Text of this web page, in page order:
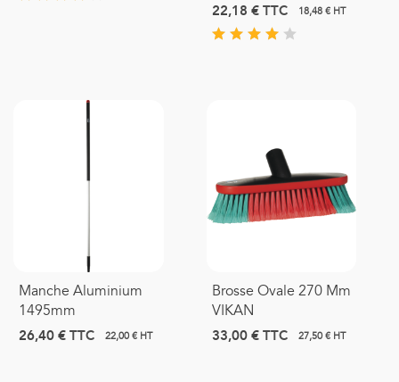
22,18 €TTC 18,48 € HT
Manche Aluminium
1495mm
26,40 €TTC 22,00 € HT
Brosse Ovale 270 Mm
VIKAN
33,00 €TTC 27,50 € HT